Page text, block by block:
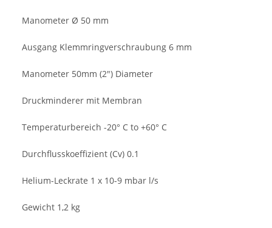
Manometer Ø 50 mm
Ausgang Klemmringverschraubung 6 mm
Manometer 50mm (2") Diameter
Druckminderer mit Membran
Temperaturbereich -20° C to +60° C
Durchflusskoeffizient (Cv) 0.1
Helium-Leckrate 1 x 10-9 mbar l/s
Gewicht 1,2 kg